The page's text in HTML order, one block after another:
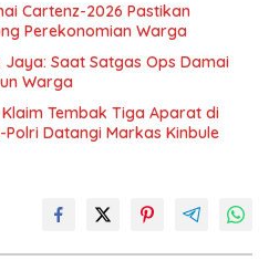
Cartenz-2026 Pastikan
Perekonomian Warga
Jaya: Saat Satgas Ops Damai
Warga
Tembak Tiga Aparat di
Datangi Markas Kinbule